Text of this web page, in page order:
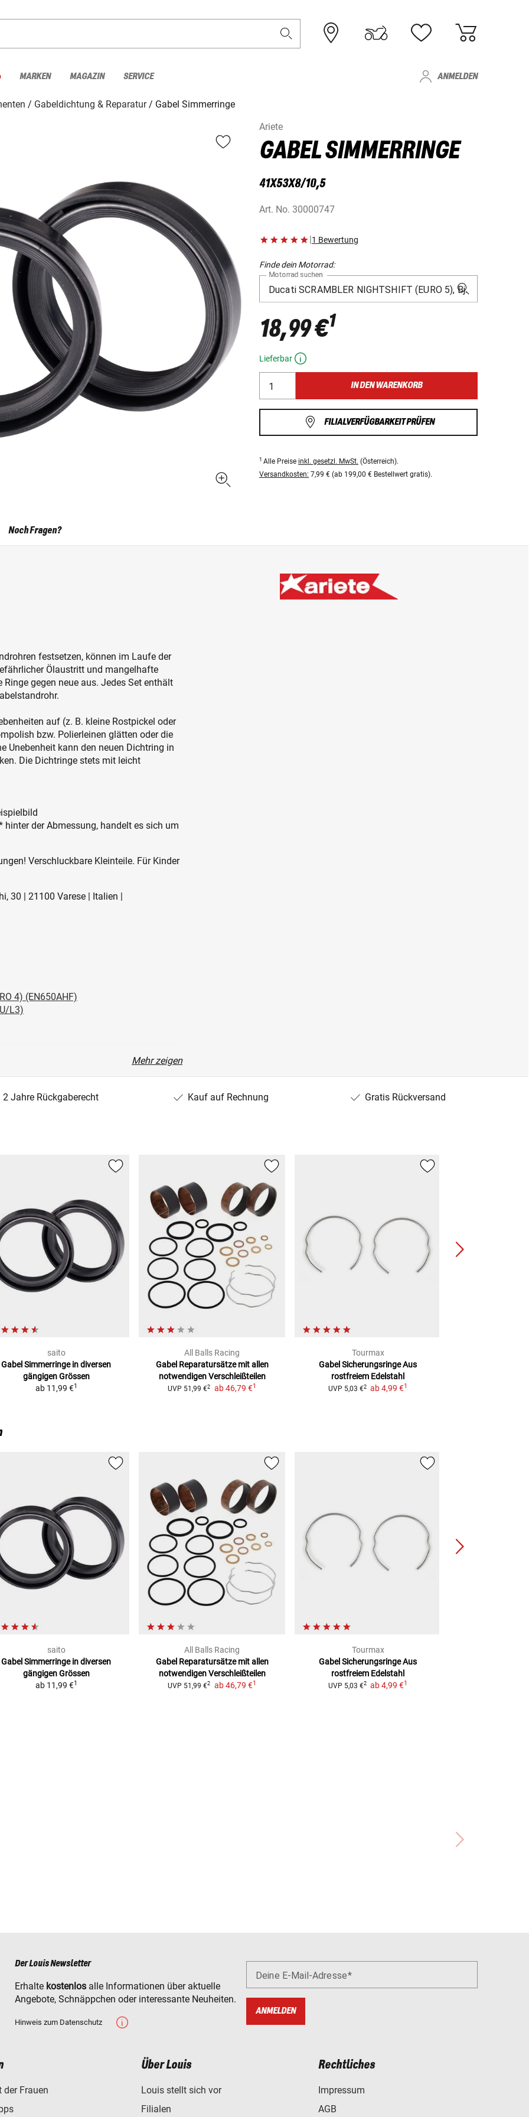
MARKEN MAGAZIN SERVICE ANMELDEN
Gabeldichtung & Reparatur
Gabel Simmerringe
Ariete
GABEL SIMMERRINGE
41X53X8/10,5
Art. No. 30000747
|1 Bewertung
Finde dein Motorrad:
Motorrad suchen
18,99 €1
Lieferbar
IN DEN WARENKORB
FILIALVERFÜGBARKEIT PRÜFEN
1 Alle Preise inkl. gesetzl. MwSt. (Österreich).
Versandkosten: 7,99 € (ab 199,00 € Bestellwert gratis).
festsetzen, können im Laufe der
Ölaustritt und mangelhafte
gegen neue aus. Jedes Set enthält
auf (z. B. kleine Rostpickel oder
bzw. Polierleinen glätten oder die
Unebenheit kann den neuen Dichtring in
Die Dichtringe stets mit leicht
der Abmessung, handelt es sich um
Verschluckbare Kleinteile. Für Kinder
30 | 21100 Varese | Italien |
4) (EN650AHF)
L3)
(RN29)
B/21)
18)
Mehr zeigen
Noch Fragen?
2 Jahre Rückgaberecht Kauf auf Rechnung Gratis Rückversand
saito
Gabel Simmerringe in diversen
gängigen Grössen
ab 11,99 €1
All Balls Racing
Gabel Reparatursätze mit allen
notwendigen Verschleißteilen
UVP 51,99 €2 ab 46,79 €1
Tourmax
Gabel SicherungsringeAus
rostfreiem Edelstahl
UVP 5,03 €2 ab4,99 €1
saito
Gabel Simmerringe in diversen
gängigen Grössen
ab 11,99 €1
All Balls Racing
Gabel Reparatursätze mit allen
notwendigen Verschleißteilen
UVP 51,99 €2 ab 46,79 €1
Tourmax
Gabel SicherungsringeAus
rostfreiem Edelstahl
UVP 5,03 €2 ab4,99 €1
Der Louis Newsletter
Erhalte kostenlos alle Informationen über aktuelle
Angebote, Schnäppchen oder interessante Neuheiten.
Hinweis zum Datenschutz
Deine E-Mail-Adresse
ANMELDEN
der Frauen
Über Louis
Louis stellt sich vor
Filialen
Rechtliches
Impressum
AGB